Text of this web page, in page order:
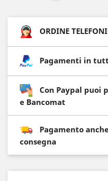
ORDINE
Pagamenti in
Con Paypal puoi
e Bancomat
Pagamento
consegna